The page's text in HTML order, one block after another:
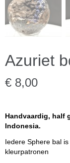
Azuriet
€ 8,00
Handvaardig, half
Indonesia.
Iedere Sphere bal
kleurpatronen